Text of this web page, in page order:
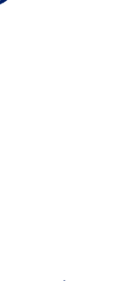
festius